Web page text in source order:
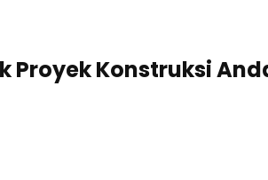
Proyek Konstruksi